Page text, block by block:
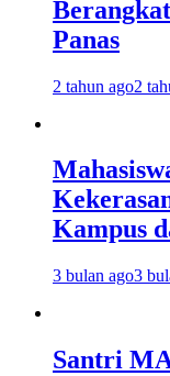
Panas
2 tahun ago2
Kampus
3 bulan ago3
Santri